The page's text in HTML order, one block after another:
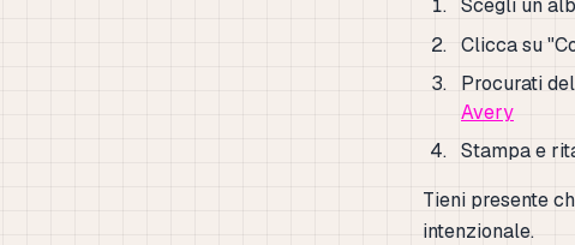
Scegli un
Clicca su
Procurati
Avery
Stampa e
Tieni presente
intenzionale.